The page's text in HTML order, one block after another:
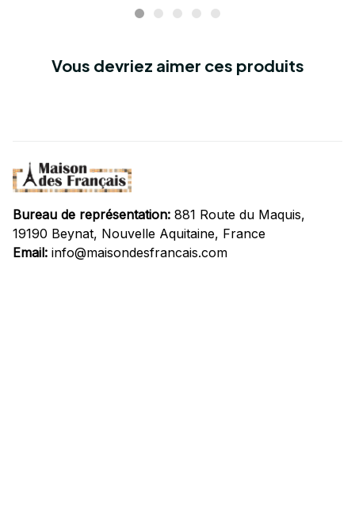
Vous devriez aimer ces produits
Bureau de représentation: 881 Route du Maquis,
19190 Beynat, Nouvelle Aquitaine, France
Email: info@maisondesfrancais.com